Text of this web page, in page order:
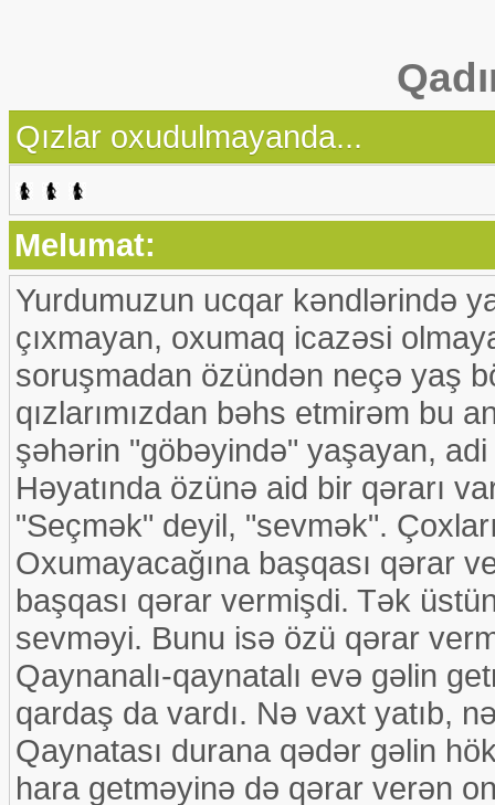
Qızlar oxudulmayanda...
Melumat:
Yurdumuzun ucqar kəndlərində
çıxmayan, oxumaq icazəsi
soruşmadan özündən neçə yaş
qızlarımızdan bəhs etmirəm bu
şəhərin "göbəyində" yaşayan,
Həyatında özünə aid bir qərarı
"Seçmək" deyil, "sevmək".
Oxumayacağına başqası qərar
başqası qərar vermişdi. Tək
sevməyi. Bunu isə özü qərar
Qaynanalı-qaynatalı evə gəlin
qardaş da vardı. Nə vaxt yatıb,
Qaynatası durana qədər gəlin
hara getməyinə də qərar verən